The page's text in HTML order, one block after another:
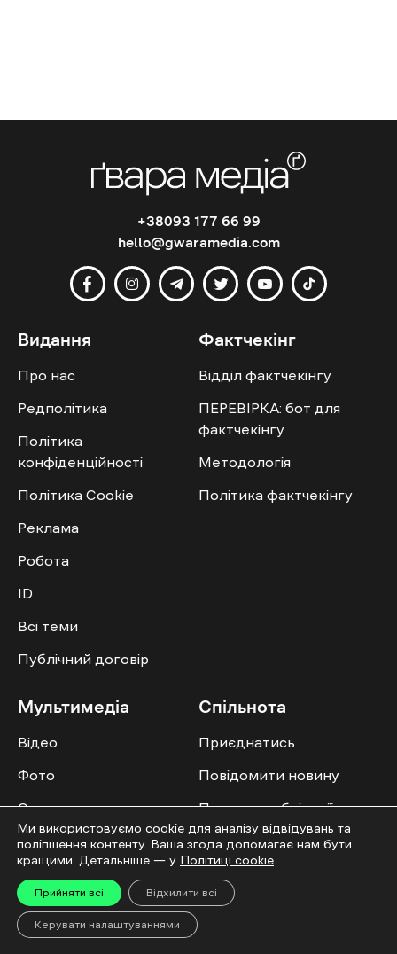
+38093 177 66 99
hello@gwaramedia.com
Видання
Про нас
Редполітика
Політика
конфіденційності
Політика Cookie
Реклама
Робота
ID
Всі теми
Публічний договір
Фактчекінг
Відділ фактчекінгу
ПЕРЕВІРКА: бот для
фактчекінгу
Методологія
Політика фактчекінгу
Мультимедіа
Відео
Фото
Спецпроєкти
Спільнота
Приєднатись
Повідомити новину
Правила публікації
Колонок
Усі права захищені. ©2016-2026. Ґвара Медіа. Використання матеріалів сайту
дозволяється лише за наявності активного посилання на “Ґвара Медіа” не
Ми використовуємо cookie для аналізу відвідувань та
поліпшення контенту. Ваша згода допомагає нам бути
кращими. Детальніше — у Політиці cookie
Прийняти всі Відхилити всі
Керувати налаштуваннями